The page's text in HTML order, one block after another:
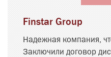
Finstar Group
Надежная компания,
Заключили договор